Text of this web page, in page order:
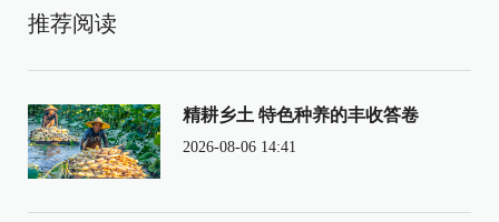
推荐阅读
精耕乡土 特色种养的丰收答卷
2026-08-06 14:41